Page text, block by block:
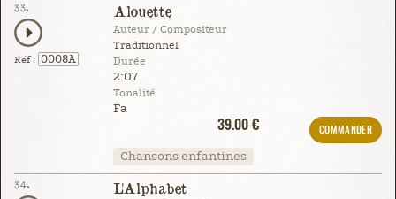
33.
Réf : 0008A
Alouette
Auteur / Compositeur
Traditionnel
Durée
2:07
Tonalité
Fa
39.00 €
COMMANDER
Chansons enfantines
34. L'Alphabet